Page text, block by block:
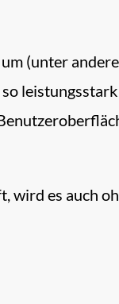
(unter
wird es auch